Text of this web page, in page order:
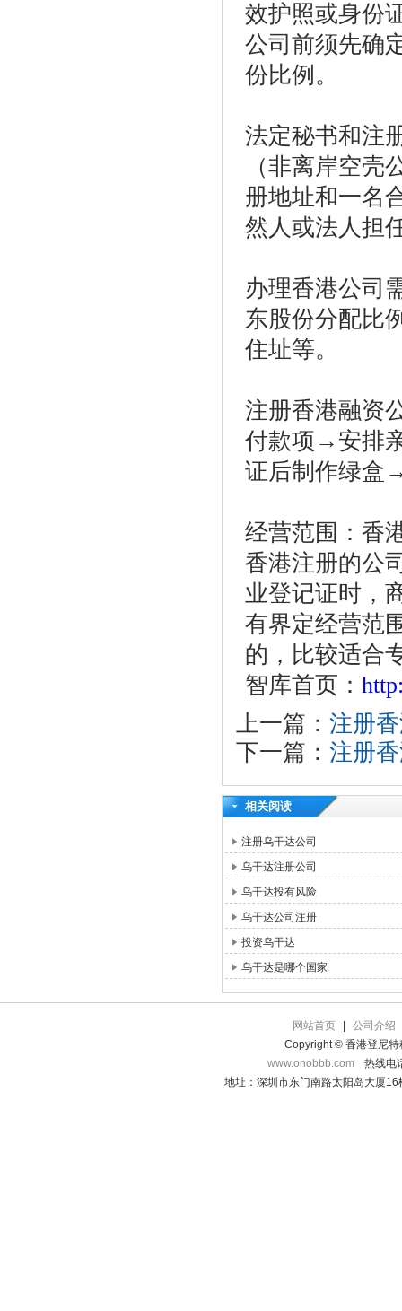
效护照或身份
公司前须先确
份比例。
法定秘书和注
（非离岸空
册地址和一名
然人或法人担
办理香港公司
东股份分配比
住址等。
注册香港融资
付款项→安排
证后制作绿盒
经营范围：香
香港注册的公
业登记证时，
有界定经营范
的，比较适合
智库首页：
上一篇： 注册
下一篇： 注册
相关阅读
注册乌干达公司
乌干达注册公司
乌干达投有风险
乌干达公司注册
投资乌干达
乌干达是哪个国家
网站首页
公司介绍
Copyright © 香港登尼特
www.onobbb.com
热线电
地址：深圳市东门南路太阳岛大厦